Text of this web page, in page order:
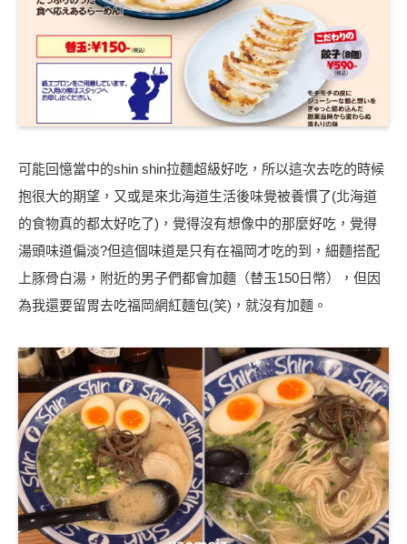
可能回憶當中的shin shin拉麵超級好吃，︁所以這次去吃的時候
抱很大的期望，︁又或是來北海道生活後味覺被養慣了(北海道
的食物真的都太好吃了)，︁覺得沒有想像中的那麼好吃，︁覺得
湯頭味道偏淡?但這個味道是只有在福岡才吃的到，︁細麵搭配
上豚骨白湯，︁附近的男子們都會加麵（替玉150日幣），︁但因
為我還要留胃去吃福岡網紅麵包(笑)，︁就沒有加麵。